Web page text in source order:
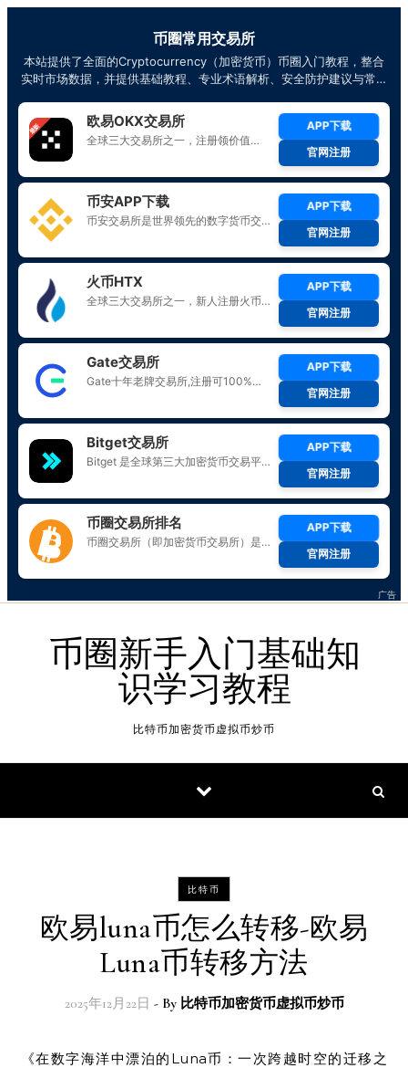
币圈新手入门基础知
识学习教程
比特币加密货币虚拟币炒币
比特币
欧易luna币怎么转移-欧易
Luna币转移方法
2025年12月22日 - By 比特币加密货币虚拟币炒币
《在数字海洋中漂泊的Luna币：一次跨越时空的迁移之